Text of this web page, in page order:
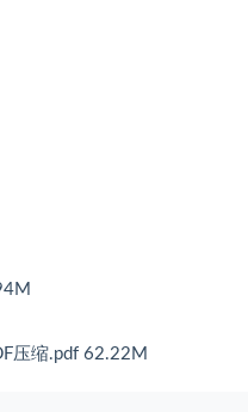
压缩.pdf 62.22M